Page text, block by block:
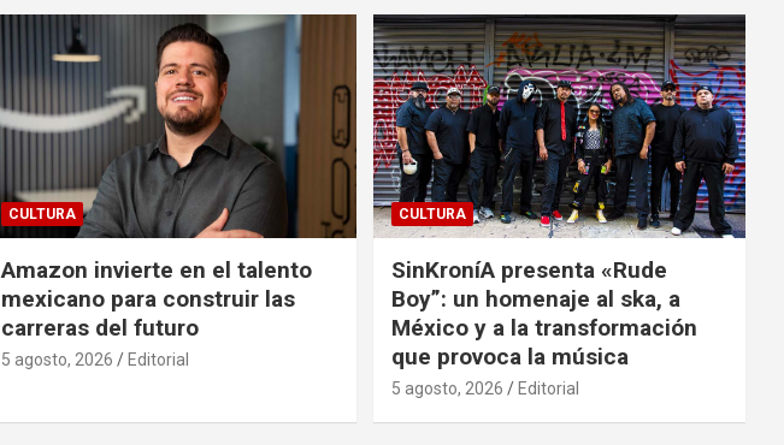
CULTURA
Amazon invierte en el talento
mexicano para construir las
carreras del futuro
5 agosto, 2026 Editorial
CULTURA
SinKroníA presenta «Rude
Boy”: un homenaje al ska, a
México y a la transformación
que provoca la música
5 agosto, 2026 Editorial